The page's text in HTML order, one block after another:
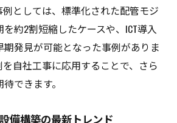
としては、標準化された配管モジ
約2割短縮したケースや、ICT導入
発見が可能となった事例がありま
自社工事に応用することで、さら
できます。
備構築の最新トレンド